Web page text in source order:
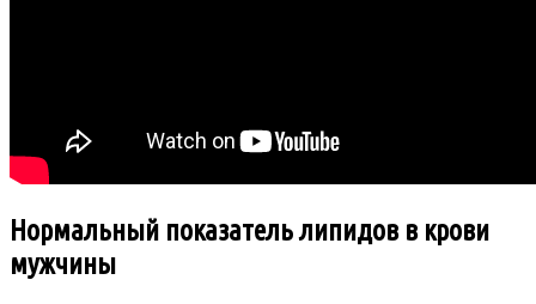
Нормальный показатель липидов в крови
мужчины